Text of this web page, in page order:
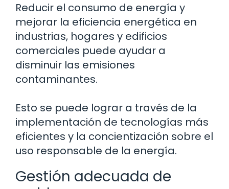
Reducir el consumo de energía y
mejorar la eficiencia energética en
industrias, hogares y edificios
comerciales puede ayudar a
disminuir las emisiones
contaminantes.
Esto se puede lograr a través de la
implementación de tecnologías más
eficientes y la concientización sobre el
uso responsable de la energía.
Gestión adecuada de